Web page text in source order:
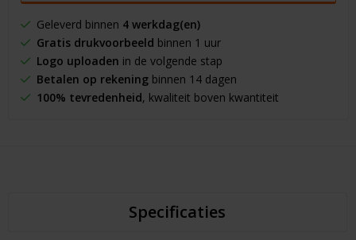
Geleverd binnen 4 werkdag(en)
Gratis drukvoorbeeld binnen 1 uur
Logo uploaden in de volgende stap
Betalen op rekeningbinnen 14 dagen
100% tevredenheid, kwaliteit boven kwantiteit
Specificaties